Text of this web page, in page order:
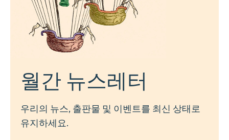
월간 뉴스레터
우리의 뉴스, 출판물 및 이벤트를 최신 상태로
유지하세요.